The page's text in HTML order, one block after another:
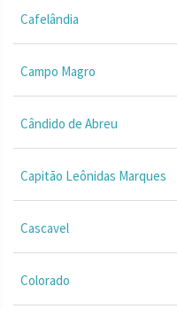
Cafelândia
Campo Magro
Cândido de Abreu
Capitão Leônidas Marques
Cascavel
Colorado